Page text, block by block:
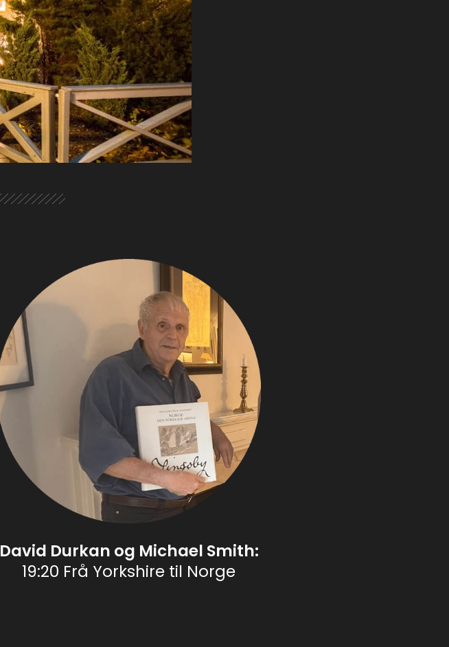
David Durkan og Michael Smith:
19:20 Frå Yorkshire til Norge